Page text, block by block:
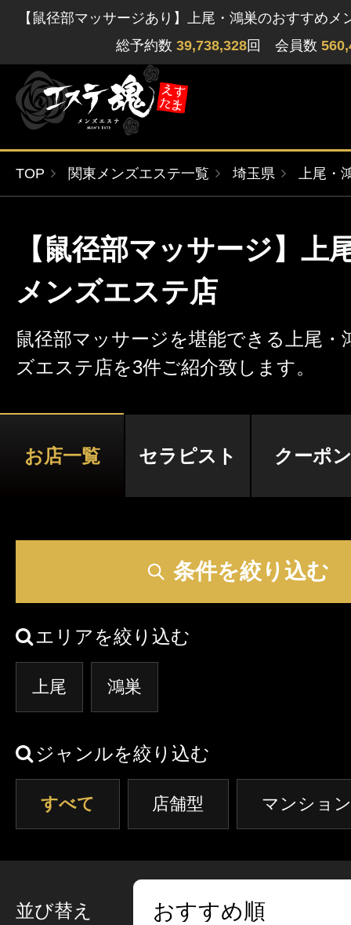
【鼠径部マッサージあり】上尾・鴻巣のおすすめメ
総予約数 39,738,328回 会員数
閲覧履歴
ゲストさん
北海道・東北版 九州・沖縄版
無料会員登録
ログイン
夏の特集イベント開催中！
お店を探す
お店検索ページへ
エリアから探す
茨城 栃木 群馬
ジャンルから探す
セラピストを探す
即セラ
エリアから探す
ランキング
口コミ
写メ日記
TOP 関東メンズエステ一覧 埼玉県 上尾・
【鼠径部マッサージ】上
メンズエステ店
鼠径部マッサージを堪能できる上尾・
ズエステ店を3件ご紹介致します。
お店一覧 セラピスト クーポ
条件を絞り込む
エリアを絞り込む
上尾 鴻巣
ジャンルを絞り込む
すべて 店舗型 マンショ
並び替え